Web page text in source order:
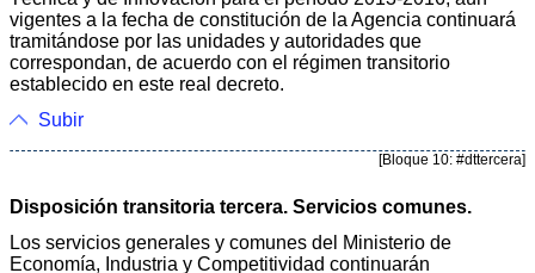
vigentes a la fecha de constitución de la Agencia continuará
tramitándose por las unidades y autoridades que
correspondan, de acuerdo con el régimen transitorio
establecido en este real decreto.
Subir
[Bloque 10: #dttercera]
Disposición transitoria tercera. Servicios comunes.
Los servicios generales y comunes del Ministerio de
Economía, Industria y Competitividad continuarán